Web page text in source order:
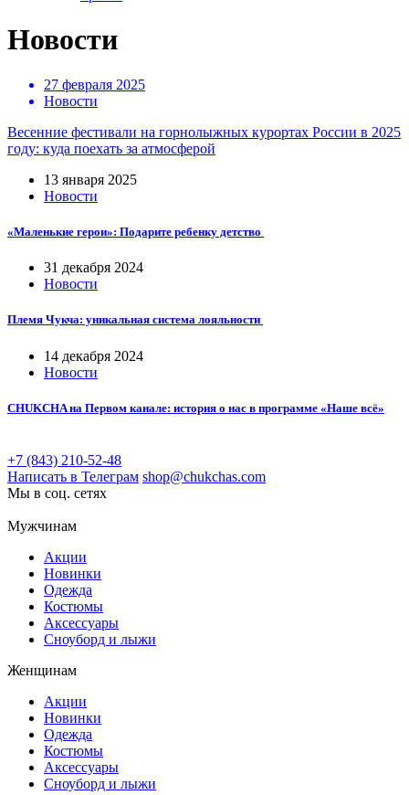
Новости
27 февраля 2025
Новости
Весенние фестивали на горнолыжных курортах России в 2025
году: куда поехать за атмосферой
13 января 2025
Новости
«Маленькие герои»: Подарите ребенку детство
31 декабря 2024
Новости
Племя Чукча: уникальная система лояльности
14 декабря 2024
Новости
CHUKCHA на Первом канале: история о нас в программе «Наше всё»
+7 (843) 210-52-48
Написать в Телеграм shop@chukchas.com
Мы в соц. сетях
Мужчинам
Акции
Новинки
Одежда
Костюмы
Аксессуары
Сноуборд и лыжи
Женщинам
Акции
Новинки
Одежда
Костюмы
Аксессуары
Сноуборд и лыжи